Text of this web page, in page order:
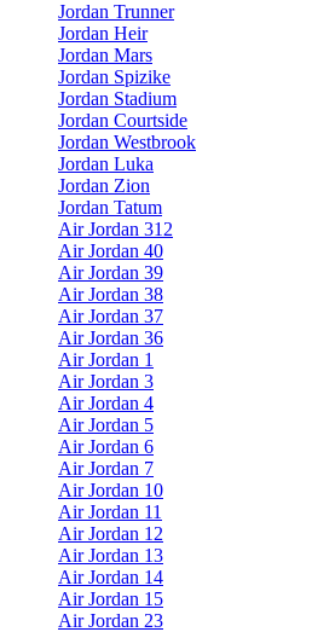
Jordan Trunner
Jordan Heir
Jordan Mars
Jordan Spizike
Jordan Stadium
Jordan Courtside
Jordan Westbrook
Jordan Luka
Jordan Zion
Jordan Tatum
Air Jordan 312
Air Jordan 40
Air Jordan 39
Air Jordan 38
Air Jordan 37
Air Jordan 36
Air Jordan 1
Air Jordan 3
Air Jordan 4
Air Jordan 5
Air Jordan 6
Air Jordan 7
Air Jordan 10
Air Jordan 11
Air Jordan 12
Air Jordan 13
Air Jordan 14
Air Jordan 15
Air Jordan 23